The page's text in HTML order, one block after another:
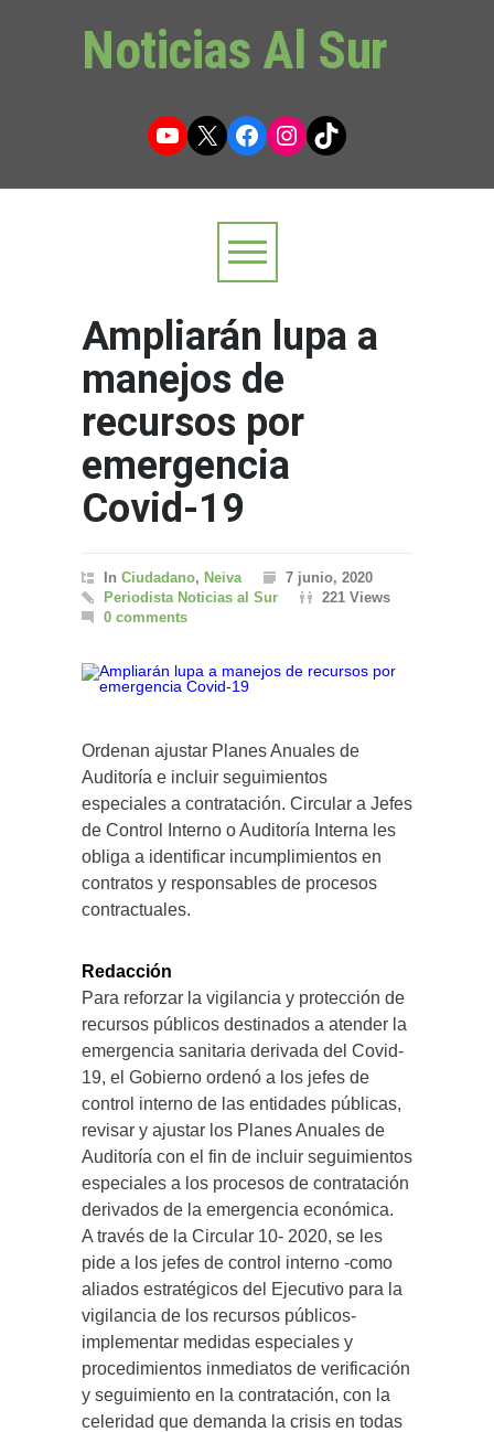
Noticias Al Sur
YouTube
X Facebook
Instagram
TikTok
Ampliarán lupa a
manejos de
recursos por
emergencia
Covid-19
In Ciudadano, Neiva
7 junio, 2020
Periodista Noticias al Sur
221 Views
0 comments
Ordenan ajustar Planes Anuales de
Auditoría e incluir seguimientos
especiales a contratación. Circular a Jefes
de Control Interno o Auditoría Interna les
obliga a identificar incumplimientos en
contratos y responsables de procesos
contractuales.
Redacción
Para reforzar la vigilancia y protección de
recursos públicos destinados a atender la
emergencia sanitaria derivada del Covid-
19, el Gobierno ordenó a los jefes de
control interno de las entidades públicas,
revisar y ajustar los Planes Anuales de
Auditoría con el fin de incluir seguimientos
especiales a los procesos de contratación
derivados de la emergencia económica.
A través de la Circular 10- 2020, se les
pide a los jefes de control interno -como
aliados estratégicos del Ejecutivo para la
vigilancia de los recursos públicos-
implementar medidas especiales y
procedimientos inmediatos de verificación
y seguimiento en la contratación, con la
celeridad que demanda la crisis en todas